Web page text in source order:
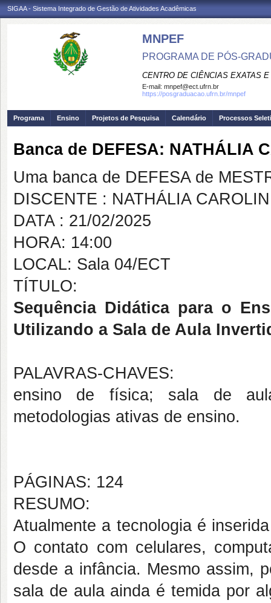
SIGAA - Sistema Integrado de Gestão de Atividades Acadêmicas
MNPEF
PROGRAMA DE PÓS-
CENTRO DE CIÊNCIAS EXATAS
E-mail: mnpef@ect.ufrn.br
https://posgraduacao.ufrn.br/mnpef
Programa Ensino Projetos de Pesquisa Calendário Processos
Banca de DEFESA: NATHÁLIA
Uma banca de DEFESA de
DISCENTE : NATHÁLIA
DATA : 21/02/2025
HORA: 14:00
LOCAL: Sala 04/ECT
TÍTULO:
Sequência Didática para o
Utilizando a Sala de Aula
PALAVRAS-CHAVES:
ensino de física; sala de
metodologias ativas de ensino.
PÁGINAS: 124
RESUMO:
Atualmente a tecnologia é
O contato com celulares,
desde a infância. Mesmo assim,
sala de aula ainda é temida por